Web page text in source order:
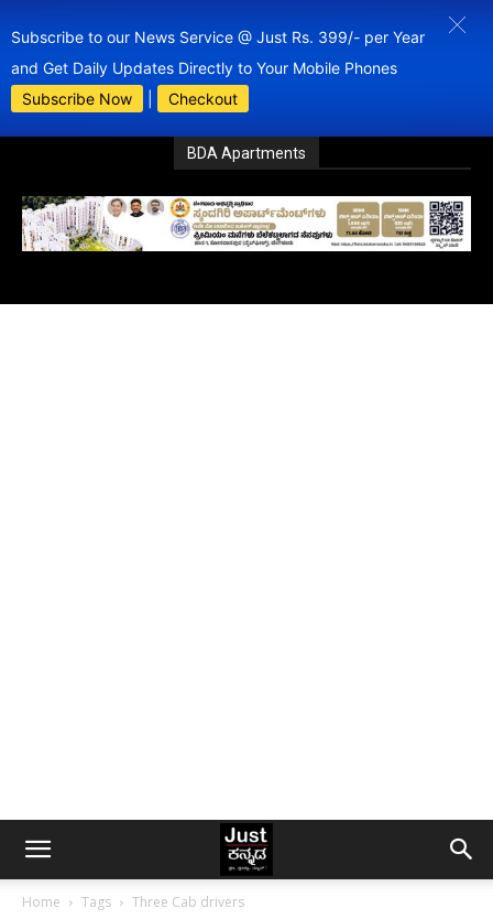
Subscribe to our News Service @ Just Rs. 399/- per Year
and Get Daily Updates Directly to Your Mobile Phones
Subscribe Now
Checkout
BDA Apartments
Home Tags Three Cab drivers